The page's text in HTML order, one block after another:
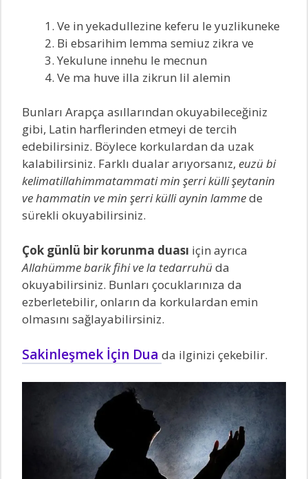
Ve in yekadullezine keferu le yuzlikuneke
Bi ebsarihim lemma semiuz zikra ve
Yekulune innehu le mecnun
Ve ma huve illa zikrun lil alemin
Bunları Arapça asıllarından okuyabileceğiniz
gibi, Latin harflerinden etmeyi de tercih
edebilirsiniz. Böylece korkulardan da uzak
kalabilirsiniz. Farklı dualar arıyorsanız, euzü bi
kelimatillahimmatammati min şerri külli şeytanin
ve hammatin ve min şerri külli aynin lammede
sürekli okuyabilirsiniz.
Çok günlü bir korunma duası için ayrıca
Allahümme barik fihi ve la tedarruhüda
okuyabilirsiniz. Bunları çocuklarınıza da
ezberletebilir, onların da korkulardan emin
olmasını sağlayabilirsiniz.
Sakinleşmek İçin Dua da ilginizi çekebilir.